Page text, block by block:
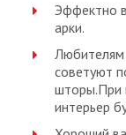
Эффектно
арки.
Любителям
советуют
шторы.При
интерьер